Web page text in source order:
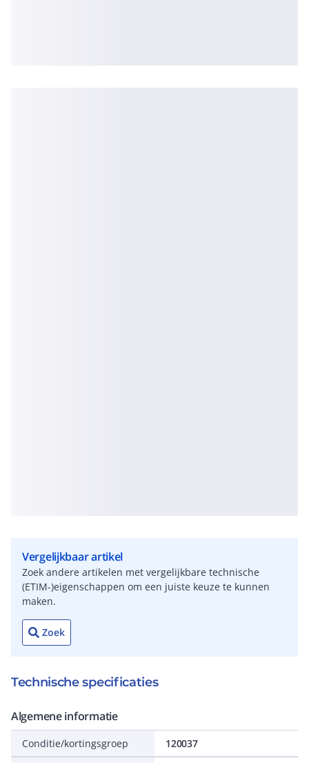
Vergelijkbaar artikel
Zoek andere artikelen met vergelijkbare technische
(ETIM-)eigenschappen om een juiste keuze te kunnen
maken.
Zoek
Technische specificaties
Algemene informatie
Conditie/kortingsgroep 120037